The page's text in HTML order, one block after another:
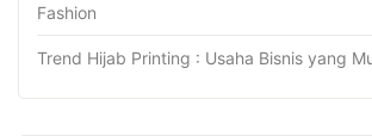
Fashion
Trend Hijab Printing : Usaha Bisnis yang